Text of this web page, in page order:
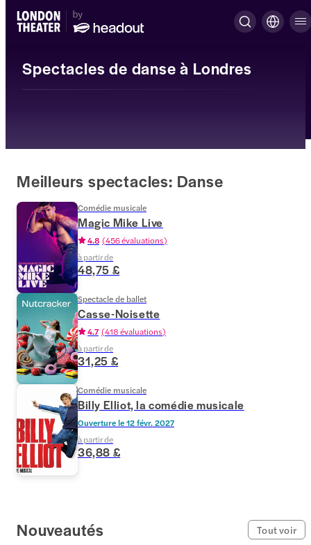
Spectacles de danse à Londres
Meilleurs spectacles: Danse
Comédie musicale
Magic Mike Live
4.8 (456 évaluations)
à partir de
48,75 £
Spectacle de ballet
Casse-Noisette
4.7 (418 évaluations)
à partir de
31,25 £
Comédie musicale
Billy Elliot, la comédie musicale
Ouverture le12 févr. 2027
à partir de
36,88 £
Nouveautés Tout voir